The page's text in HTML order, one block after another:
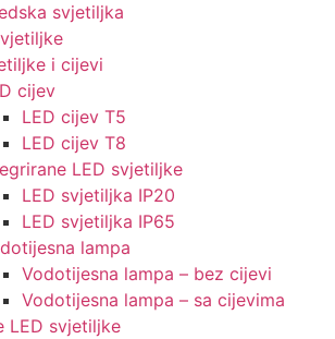
svjetiljka
i cijevi
cijev
LED cijev T5
LED cijev T8
LED svjetiljke
LED svjetiljka IP20
LED svjetiljka IP65
lampa
Vodotijesna lampa – bez cijevi
Vodotijesna lampa – sa cijevima
LED svjetiljke